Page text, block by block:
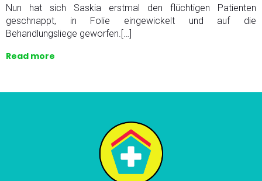
Nun hat sich Saskia erstmal den flüchtigen Patienten
geschnappt, in Folie eingewickelt und auf die
Behandlungsliege geworfen.[…]
Read more